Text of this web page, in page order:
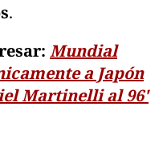
.
Mundial
a Japón
Martinelli al 96'